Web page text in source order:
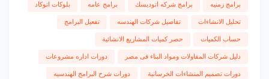
برامج زمنيه برامج شركه اتوديسك برامج عامه بلوكات اتوكاد
تحليل الانشاءات تفاصيل شركات الهندسه تفعيل البرامج
حساب الكميات حصر كميات المشاريع الانشائية
دليل شركات المقاولات ومواد البناء فى مصر دورات اداره مشروعات
دورات تصميم المنشاءات الخرسانية دورات شرح البرامج الهندسيه